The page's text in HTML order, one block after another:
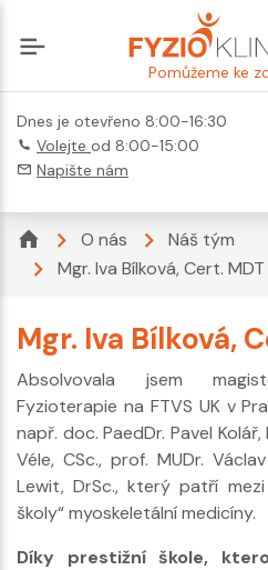
Pomůžeme ke
Dnes je otevřeno 8:00-16:30
Volejte od 8:00-15:00
Napište nám
O nás
Náš tým
Mgr. Iva Bílková, Cert. MDT
Mgr. Iva Bílková,
Absolvovala jsem
Fyzioterapie na FTVS UK v
např. doc. PaedDr. Pavel Kolář,
Véle, CSc., prof. MUDr.
Lewit, DrSc., který patří mezi
školy“ myoskeletální medicíny.
Díky prestižní škole,